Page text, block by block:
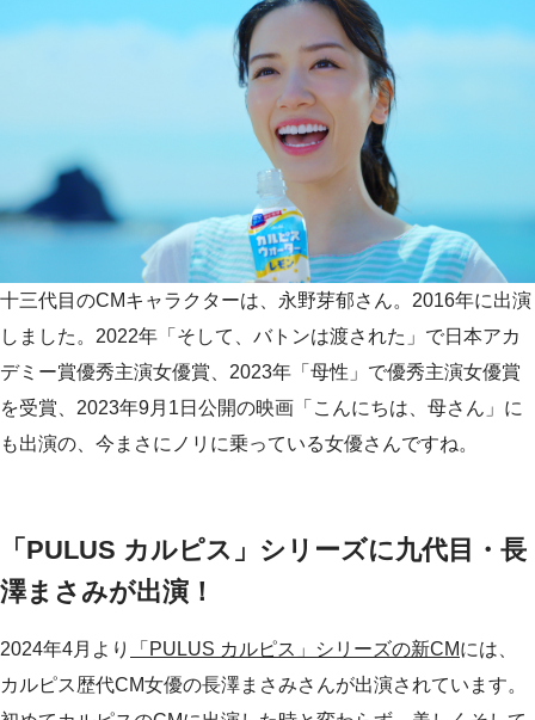
十三代目のCMキャラクターは、永野芽郁さん。2016年に出演
しました。2022年「そして、バトンは渡された」で日本アカ
デミー賞優秀主演女優賞、2023年「母性」で優秀主演女優賞
を受賞、2023年9月1日公開の映画「こんにちは、母さん」に
も出演の、今まさにノリに乗っている女優さんですね。
「PULUS カルピス」シリーズに九代目・長
澤まさみが出演！
2024年4月より 「PULUS カルピス」シリーズの新CMには、
カルピス歴代CM女優の長澤まさみさんが出演されています。